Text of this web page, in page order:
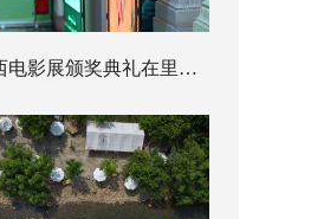
中国－巴西电影展颁奖典礼在里约举行